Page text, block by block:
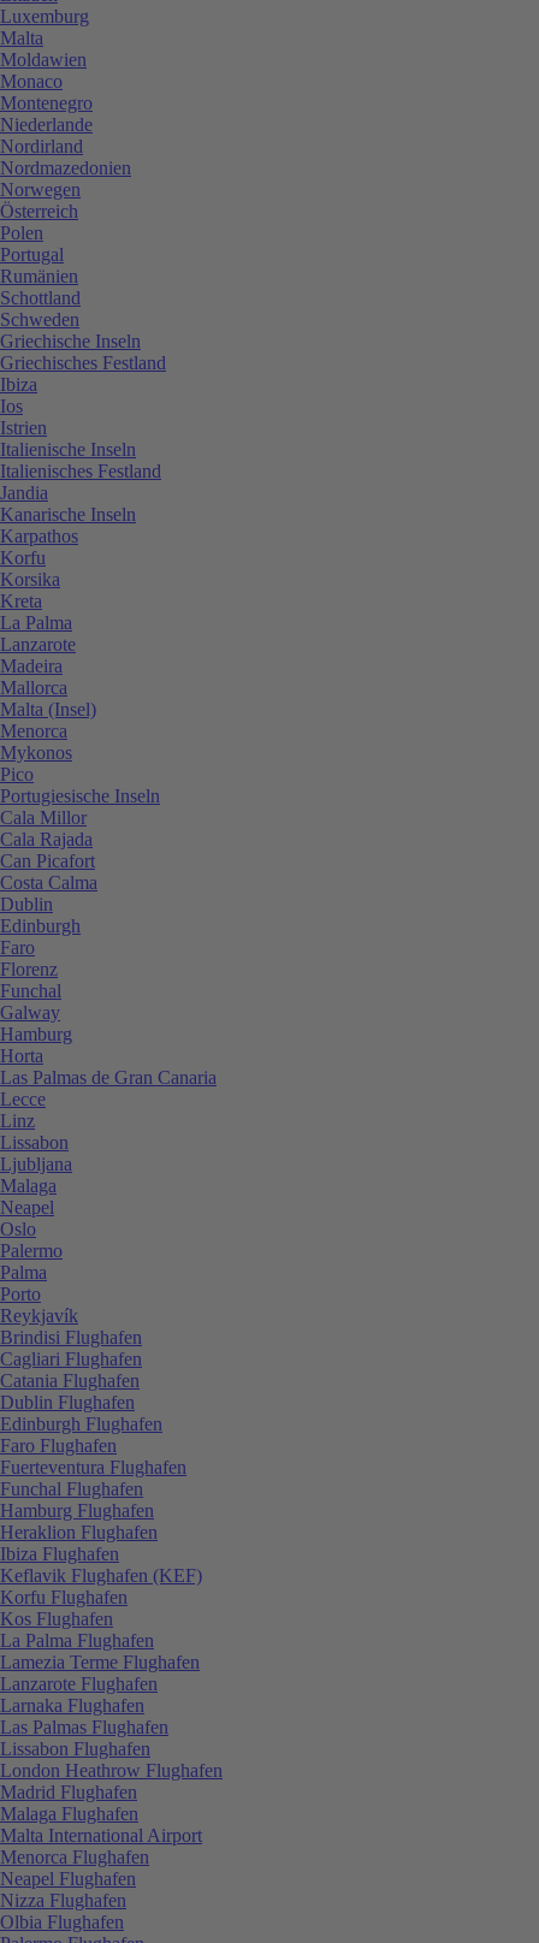
Luxemburg
Malta
Moldawien
Monaco
Montenegro
Niederlande
Nordirland
Nordmazedonien
Norwegen
Österreich
Polen
Portugal
Rumänien
Schottland
Schweden
Griechische Inseln
Griechisches Festland
Ibiza
Ios
Istrien
Italienische Inseln
Italienisches Festland
Jandia
Kanarische Inseln
Karpathos
Korfu
Korsika
Kreta
La Palma
Lanzarote
Madeira
Mallorca
Malta (Insel)
Menorca
Mykonos
Pico
Portugiesische Inseln
Cala Millor
Cala Rajada
Can Picafort
Costa Calma
Dublin
Edinburgh
Faro
Florenz
Funchal
Galway
Hamburg
Horta
Las Palmas de Gran Canaria
Lecce
Linz
Lissabon
Ljubljana
Malaga
Neapel
Oslo
Palermo
Palma
Porto
Reykjavík
Brindisi Flughafen
Cagliari Flughafen
Catania Flughafen
Dublin Flughafen
Edinburgh Flughafen
Faro Flughafen
Fuerteventura Flughafen
Funchal Flughafen
Hamburg Flughafen
Heraklion Flughafen
Ibiza Flughafen
Keflavik Flughafen (KEF)
Korfu Flughafen
Kos Flughafen
La Palma Flughafen
Lamezia Terme Flughafen
Lanzarote Flughafen
Larnaka Flughafen
Las Palmas Flughafen
Lissabon Flughafen
London Heathrow Flughafen
Madrid Flughafen
Malaga Flughafen
Malta International Airport
Menorca Flughafen
Neapel Flughafen
Nizza Flughafen
Olbia Flughafen